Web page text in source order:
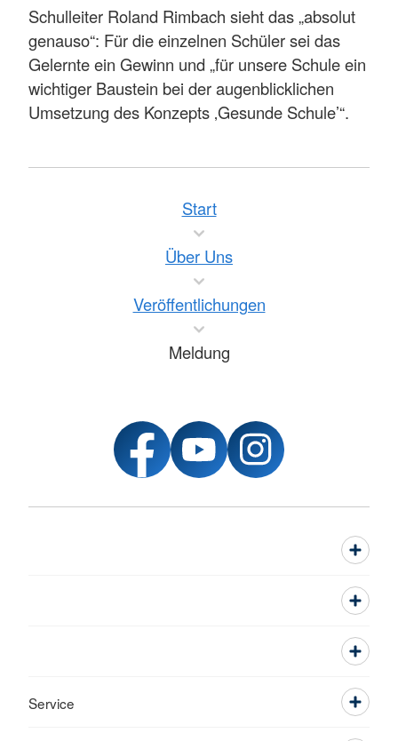
Schulleiter Roland Rimbach sieht das „absolut
genauso“: Für die einzelnen Schüler sei das
Gelernte ein Gewinn und „für unsere Schule ein
wichtiger Baustein bei der augenblicklichen
Umsetzung des Konzepts ‚Gesunde Schule’“.
Start
Über Uns
Veröffentlichungen
Meldung
Service